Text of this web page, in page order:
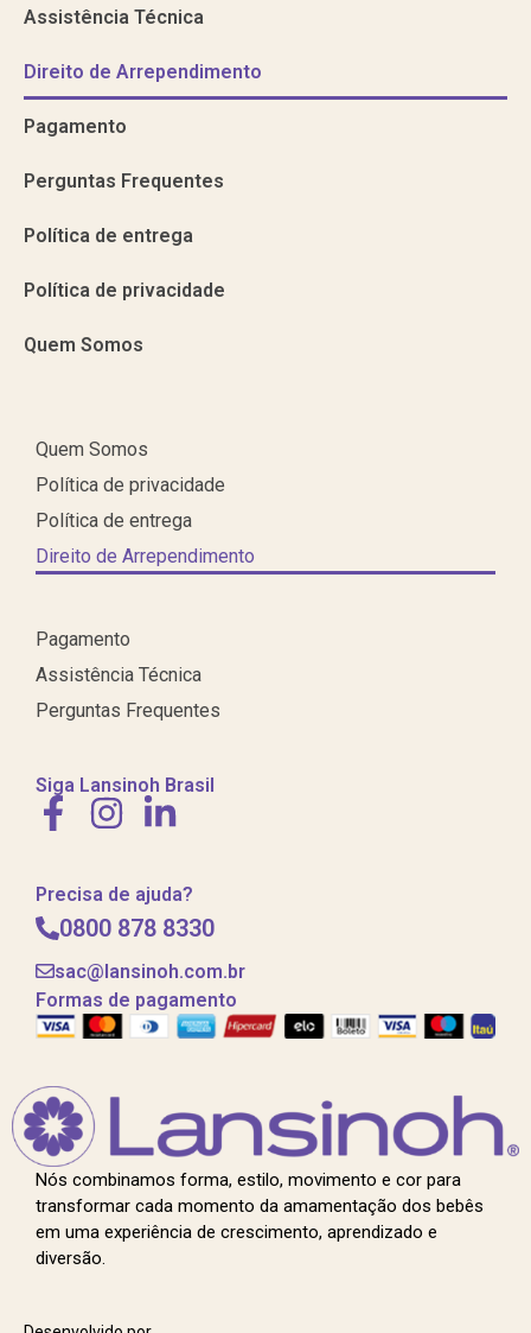
Assistência Técnica
Direito de Arrependimento
Pagamento
Perguntas Frequentes
Política de entrega
Política de privacidade
Quem Somos
Quem Somos
Política de privacidade
Política de entrega
Direito de Arrependimento
Pagamento
Assistência Técnica
Perguntas Frequentes
Siga Lansinoh Brasil
Precisa de ajuda?
0800 878 8330
sac@lansinoh.com.br
Formas de pagamento
Nós combinamos forma, estilo, movimento e cor para
transformar cada momento da amamentação dos bebês
em uma experiência de crescimento, aprendizado e
diversão.